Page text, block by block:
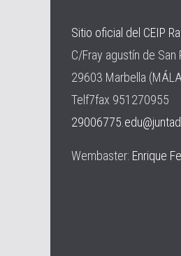
Sitio oficial del CEIP
C/Fray agustín de San
29603 Marbella
Telf7fax 951270955
Wembaster: Enrique